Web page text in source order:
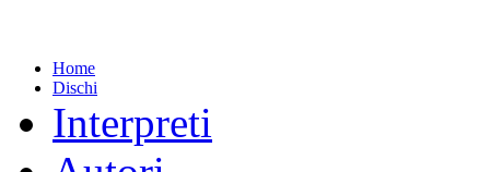
Home
Dischi
Interpreti